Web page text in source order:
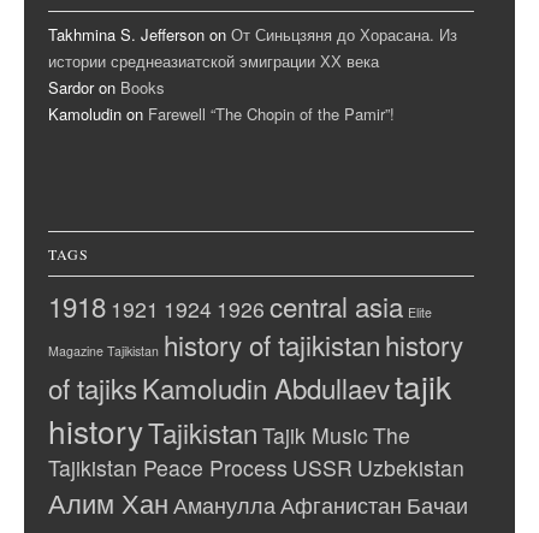
Takhmina S. Jefferson on От Синьцзяня до Хорасана. Из
истории среднеазиатской эмиграции ХХ века
Sardoron Books
Kamoludin on Farewell “The Chopin of the Pamir”!
TAGS
1918 1921 1924 1926 central asia Elite
Magazine Tajikistan history of tajikistanhistory
of tajiksKamoludin Abdullaevtajik
historyTajikistan Tajik MusicThe
Tajikistan Peace Process USSR Uzbekistan
Алим Хан Аманулла Афганистан Бачаи